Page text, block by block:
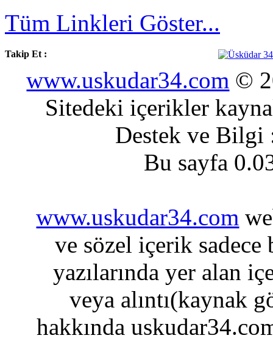
Tüm Linkleri Göster...
Takip Et :
www.uskudar34.com ©
Sitedeki içerikler
Destek ve
Bu sayfa
www.uskudar34.com
ve sözel içerik sadece
yazılarında yer alan
veya alıntı(kaynak
hakkında